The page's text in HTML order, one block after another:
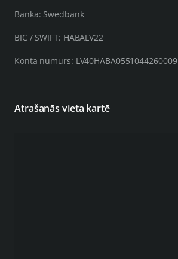
Banka: Swedbank
BIC / SWIFT: HABALV22
Konta numurs: LV40HABA0551044260009
Atrašanās vieta kartē